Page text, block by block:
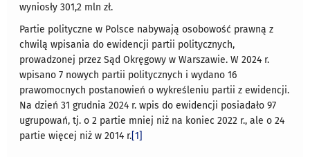
wyniosły 301,2 mln zł.
Partie polityczne w Polsce nabywają osobowość prawną z
chwilą wpisania do ewidencji partii politycznych,
prowadzonej przez Sąd Okręgowy w Warszawie. W 2024 r.
wpisano 7 nowych partii politycznych i wydano 16
prawomocnych postanowień o wykreśleniu partii z ewidencji.
Na dzień 31 grudnia 2024 r. wpis do ewidencji posiadało 97
ugrupowań, tj. o 2 partie mniej niż na koniec 2022 r., ale o 24
partie więcej niż w 2014 r.[1]